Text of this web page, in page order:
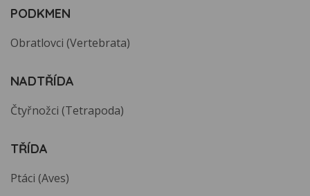
PODKMEN
Obratlovci (Vertebrata)
NADTŘÍDA
Čtyřnožci (Tetrapoda)
TŘÍDA
Ptáci (Aves)